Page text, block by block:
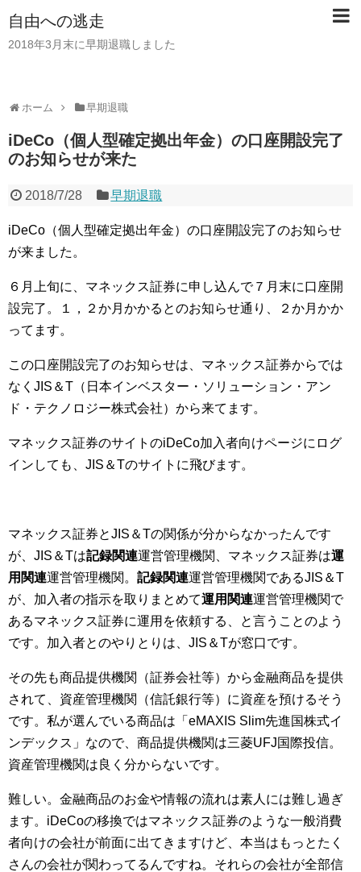
自由への逃走
2018年3月末に早期退職しました
ホーム 早期退職
iDeCo（個人型確定拠出年金）の口座開設完了
のお知らせが来た
2018/7/28 早期退職
iDeCo（個人型確定拠出年金）の口座開設完了のお知らせ
が来ました。
６月上旬に、マネックス証券に申し込んで７月末に口座開
設完了。１，２か月かかるとのお知らせ通り、２か月かか
ってます。
この口座開設完了のお知らせは、マネックス証券からでは
なくJIS＆T（日本インベスター・ソリューション・アン
ド・テクノロジー株式会社）から来てます。
マネックス証券のサイトのiDeCo加入者向けページにログ
インしても、JIS＆Tのサイトに飛びます。
マネックス証券とJIS＆Tの関係が分からなかったんです
が、JIS＆Tは記録関連運営管理機関、マネックス証券は運
用関連運営管理機関。 記録関連運営管理機関であるJIS＆T
が、加入者の指示を取りまとめて運用関連運営管理機関で
あるマネックス証券に運用を依頼する、と言うことのよう
です。加入者とのやりとりは、JIS＆Tが窓口です。
その先も商品提供機関（証券会社等）から金融商品を提供
されて、資産管理機関（信託銀行等）に資産を預けるそう
です。私が選んでいる商品は「eMAXIS Slim先進国株式イ
ンデックス」なので、商品提供機関は三菱UFJ国際投信。
資産管理機関は良く分からないです。
難しい。金融商品のお金や情報の流れは素人には難し過ぎ
ます。iDeCoの移換ではマネックス証券のような一般消費
者向けの会社が前面に出てきますけど、本当はもっとたく
さんの会社が関わってるんですね。それらの会社が全部信